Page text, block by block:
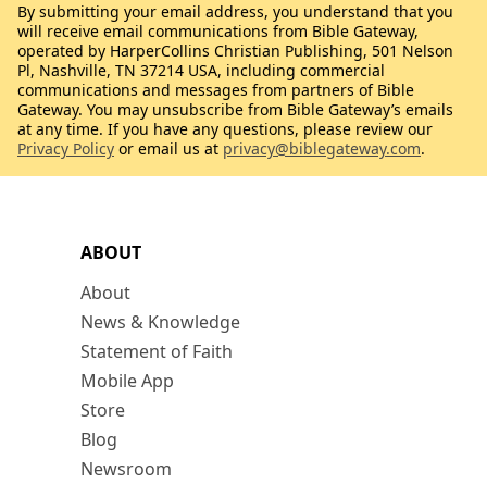
ABOUT
About
News & Knowledge
Statement of Faith
Mobile App
Store
Blog
Newsroom
By submitting your email address, you understand that you
will receive email communications from Bible Gateway,
operated by HarperCollins Christian Publishing, 501 Nelson
Pl, Nashville, TN 37214 USA, including commercial
communications and messages from partners of Bible
Gateway. You may unsubscribe from Bible Gateway’s emails
at any time. If you have any questions, please review our
Privacy Policy or email us at privacy@biblegateway.com.